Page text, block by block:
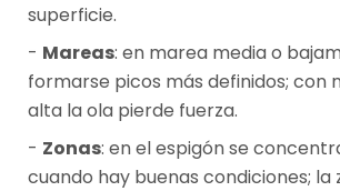
superficie.
Mareas: en marea media o
formarse picos más definidos; con
alta la ola pierde fuerza.
Zonas: en el espigón se
cuando hay buenas condiciones;